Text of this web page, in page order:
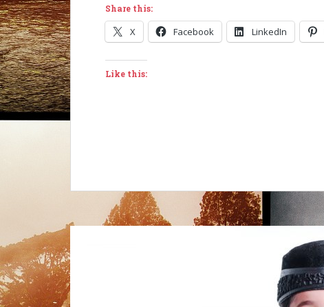
Share this:
X Facebook LinkedIn
Like this: